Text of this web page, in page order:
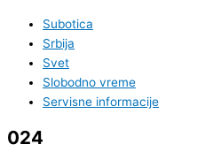
Subotica
Srbija
Svet
Slobodno vreme
Servisne informacije
024